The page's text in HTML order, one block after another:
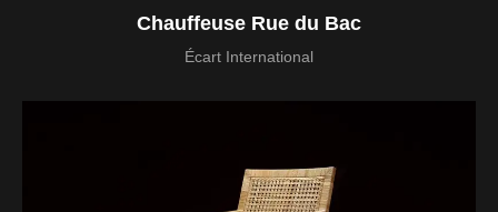
Chauffeuse Rue du Bac
Écart International